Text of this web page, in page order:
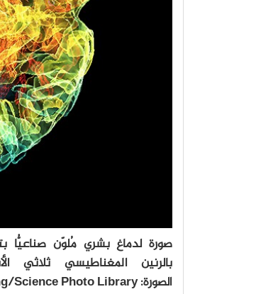
صورة لدماغ بشري مُلوّن صناعيُّا
بالرنين المغناطيسي ثلاثي
الصورة: K H Fung/Science Photo Library